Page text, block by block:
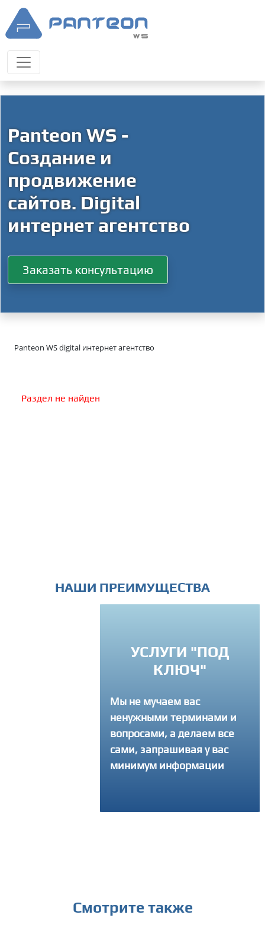
Panteon WS -
Создание и
продвижение
сайтов. Digital
интернет агентство
Заказать консультацию
Panteon WS digital интернет агентство
Раздел не найден
НАШИ ПРЕИМУЩЕСТВА
УСЛУГИ "ПОД
КЛЮЧ"
Мы не мучаем вас
ненужными терминами и
вопросами, а делаем все
сами, запрашивая у вас
минимум информации
Смотрите также